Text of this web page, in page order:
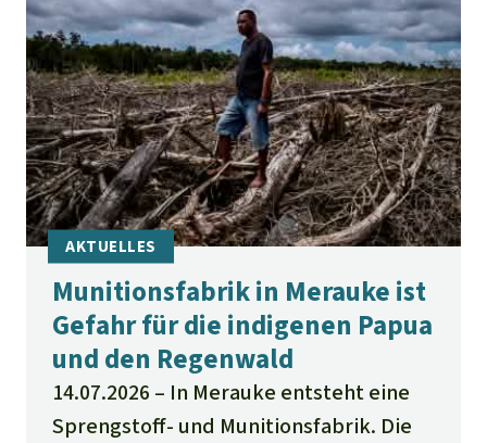
Munitionsfabrik in Merauke ist
Gefahr für die indigenen Papua
und den Regenwald
14.07.2026
In Merauke entsteht eine
Sprengstoff- und Munitionsfabrik. Die